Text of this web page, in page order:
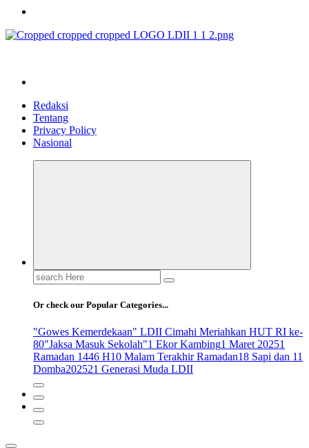
Redaksi
Tentang
Privacy Policy
Nasional
Search
for:
Or check our Popular Categories...
"Gowes Kemerdekaan" LDII Cimahi Meriahkan HUT RI ke-
80"Jaksa Masuk Sekolah"1 Ekor Kambing1 Maret 20251
Ramadan 1446 H10 Malam Terakhir Ramadan18 Sapi dan 11
Domba202521 Generasi Muda LDII